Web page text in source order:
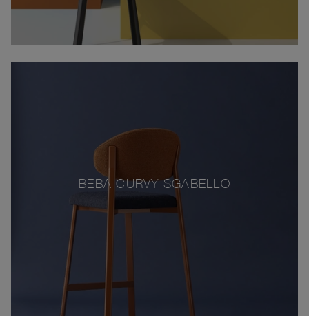
BEBA CURVY SGABELLO